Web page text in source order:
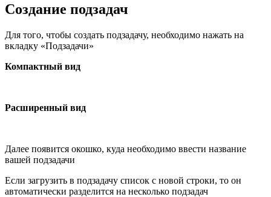
Создание подзадач
Для того, чтобы создать подзадачу, необходимо нажать на
вкладку «Подзадачи»
Компактный вид
Расширенный вид
Далее появится окошко, куда необходимо ввести название
вашей подзадачи
Если загрузить в подзадачу список с новой строки, то он
автоматически разделится на несколько подзадач